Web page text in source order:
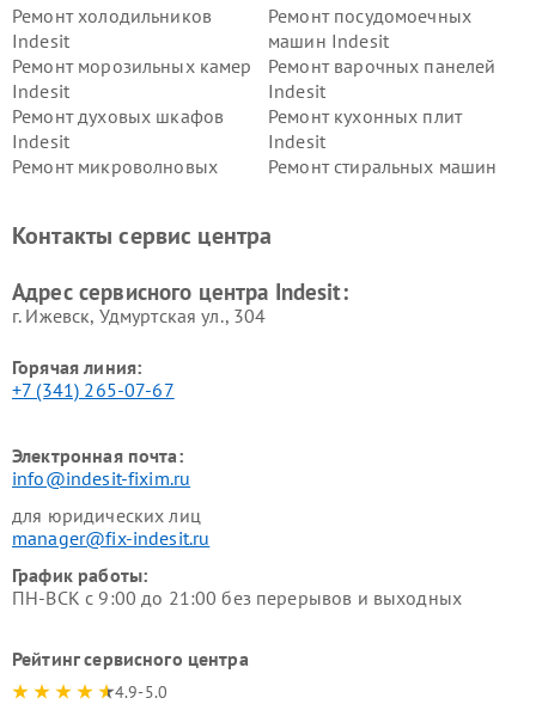
Ремонт холодильников
Indesit
Ремонт посудомоечных
машин Indesit
Ремонт морозильных камер
Indesit
Ремонт варочных панелей
Indesit
Ремонт духовых шкафов
Indesit
Ремонт кухонных плит
Indesit
Ремонт микроволновых
Ремонт стиральных машин
Indesit
Indesit
Контакты сервис центра
Адрес сервисного центра Indesit:
г. Ижевск, Удмуртская ул., 304
Горячая линия:
+7 (341) 265-07-67
Электронная почта:
info@indesit-fixim.ru
для юридических лиц
manager@fix-indesit.ru
График работы:
ПН-ВСК с 9:00 до 21:00 без перерывов и выходных
Рейтинг сервисного центра
4.9-5.0